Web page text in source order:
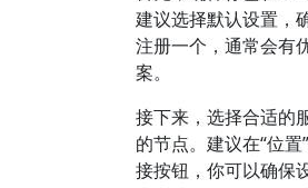
建议选择默认设置，
注册一个，通常会有
案。
接下来，选择合适的
的节点。建议在“位
接按钮，你可以确保